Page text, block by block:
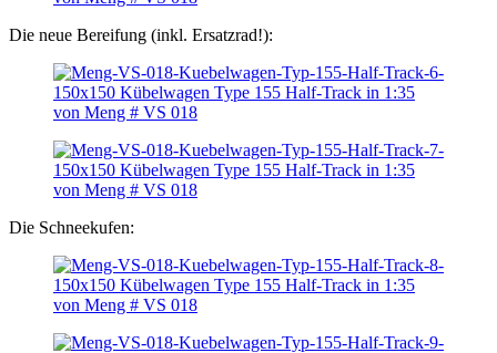
Die neue Bereifung (inkl. Ersatzrad!):
Die Schneekufen: